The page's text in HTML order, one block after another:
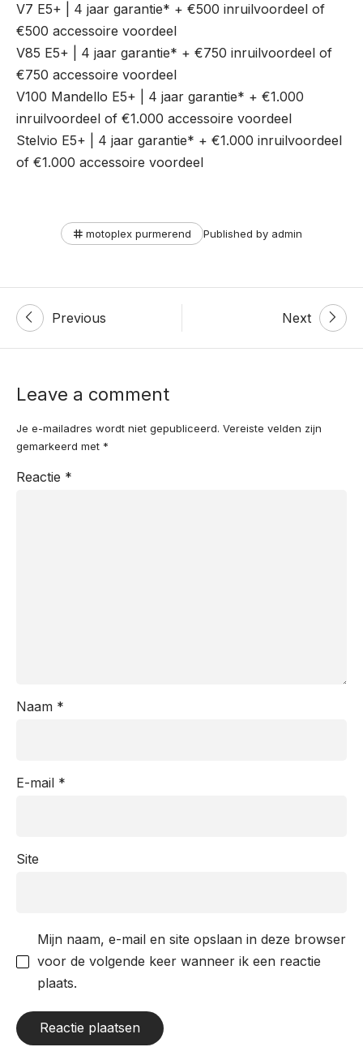
V7 E5+ | 4 jaar garantie* + €500 inruilvoordeel of
€500 accessoire voordeel
V85 E5+ | 4 jaar garantie* + €750 inruilvoordeel of
€750 accessoire voordeel
V100 Mandello E5+ | 4 jaar garantie* + €1.000
inruilvoordeel of €1.000 accessoire voordeel
Stelvio E5+ | 4 jaar garantie* + €1.000 inruilvoordeel
of €1.000 accessoire voordeel
Tags motoplex purmerend Published by admin
Post
navigation
Previous Next
Leave a comment
Je e-mailadres wordt niet gepubliceerd. Vereiste velden zijn
gemarkeerd met *
Reactie *
Naam *
E-mail *
Site
Mijn naam, e-mail en site opslaan in deze browser
voor de volgende keer wanneer ik een reactie
plaats.